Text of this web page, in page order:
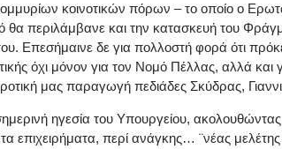
κοινοτικών πόρων – το οποίο ο
περιλάμβανε και την κατασκευή του
Επεσήμαινε δε για πολλοστή φορά ότι
όχι μόνον για τον Νομό Πέλλας, αλλά
μας παραγωγή πεδιάδες Σκύδρας,
ηγεσία του Υπουργείου, ακολουθώντας
επιχειρήματα, περί ανάγκης… ¨νέας